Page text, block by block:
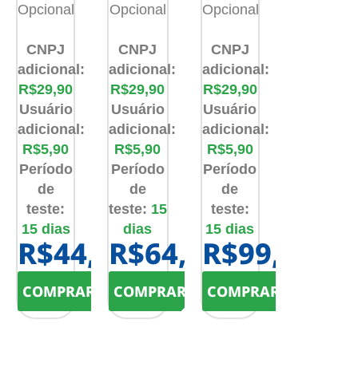
Opcional
CNPJ
adicional:
R$29,90
Usuário
adicional:
R$5,90
Período
de
teste:
15 dias
R$44,90
COMPRAR!
Opcional
CNPJ
adicional:
R$29,90
Usuário
adicional:
R$5,90
Período
de
teste: 15
dias
R$64,90
COMPRAR!
Opcional
CNPJ
adicional:
R$29,90
Usuário
adicional:
R$5,90
Período
de
teste:
15 dias
R$99,90
COMPRAR!